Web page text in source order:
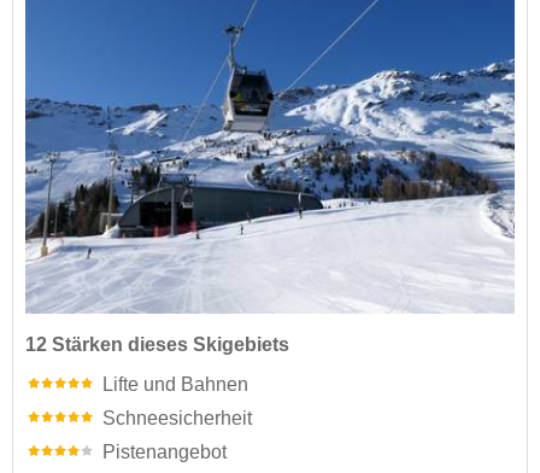
12 Stärken dieses Skigebiets
Lifte und Bahnen
Schneesicherheit
Pistenangebot